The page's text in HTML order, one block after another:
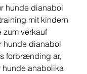
mit kindern
zum verkauf
hunde dianabol
forbrænding ar,
hunde anabolika